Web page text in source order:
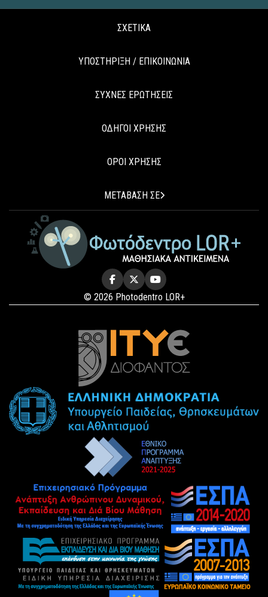
ΣΧΕΤΙΚΑ
ΥΠΟΣΤΗΡΙΞΗ / ΕΠΙΚΟΙΝΩΝΙΑ
ΣΥΧΝΕΣ ΕΡΩΤΗΣΕΙΣ
ΟΔΗΓΟΙ ΧΡΗΣΗΣ
ΟΡΟΙ ΧΡΗΣΗΣ
ΜΕΤΑΒΑΣΗ ΣΕ
© 2026 Photodentro LOR+